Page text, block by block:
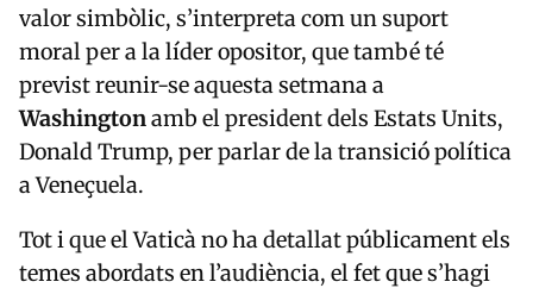
valor simbòlic, s’interpreta com un suport
moral per a la líder opositor, que també té
previst reunir-se aquesta setmana a
Washington amb el president dels Estats Units,
Donald Trump, per parlar de la transició política
a Veneçuela.
Tot i que el Vaticà no ha detallat públicament els
temes abordats en l’audiència, el fet que s’hagi